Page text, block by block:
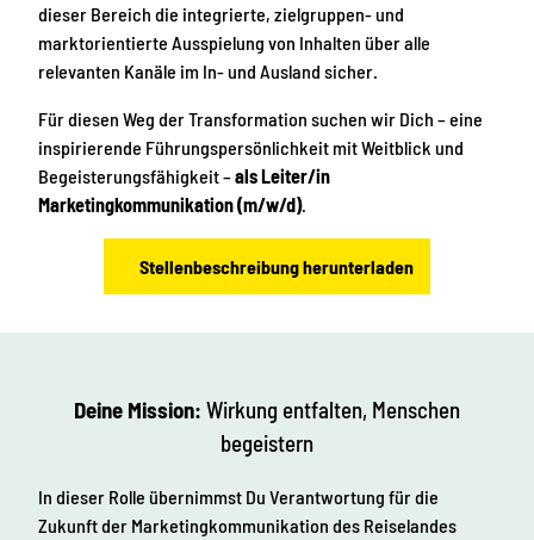
dieser Bereich die integrierte, zielgruppen- und
marktorientierte Ausspielung von Inhalten über alle
relevanten Kanäle im In- und Ausland sicher.
Für diesen Weg der Transformation suchen wir Dich – eine
inspirierende Führungspersönlichkeit mit Weitblick und
Begeisterungsfähigkeit –alsLeiter/in
Marketingkommunikation (m/w/d).
Stellenbeschreibung herunterladen
Deine Mission: Wirkung entfalten, Menschen
begeistern
In dieser Rolle übernimmst Du Verantwortung für die
Zukunft der Marketingkommunikation des Reiselandes